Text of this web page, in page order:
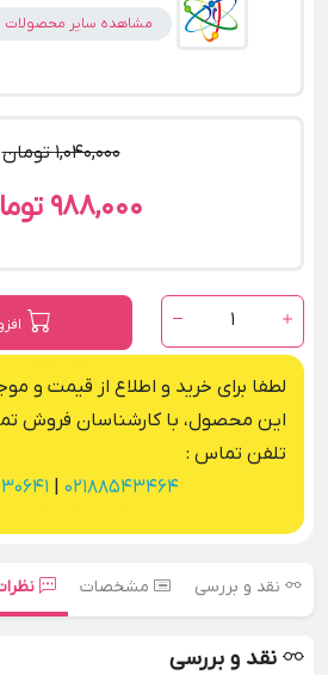
مشاهده سایر محصولات
1,040,000 تومان
988,000 تومان
1
لطفا برای خرید و اطلاع از قیمت و
این محصول، با کارشناسان فروش
تلفن تماس :
02188543464
نقد و بررسی مشخصات
نقد و بررسی